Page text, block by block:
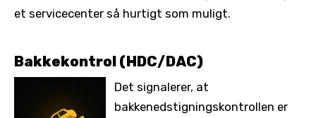
et servicecenter så hurtigt som muligt.
Bakkekontrol (HDC/DAC)
Det signalerer, at
bakkenedstigningskontrollen er